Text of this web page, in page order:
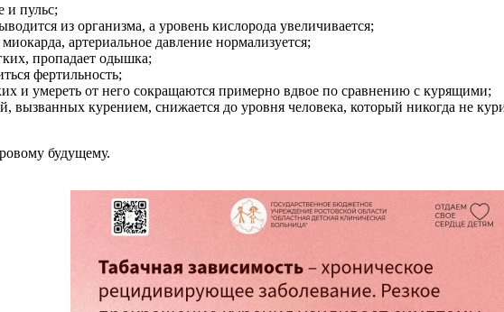
и пульс;
из организма, а уровень кислорода увеличивается;
артериальное давление нормализуется;
пропадает одышка;
фертильность;
и умереть от него сокращаются примерно вдвое по сравнению с курящими;
вызванных курением, снижается до уровня человека, который никогда не
будущему.